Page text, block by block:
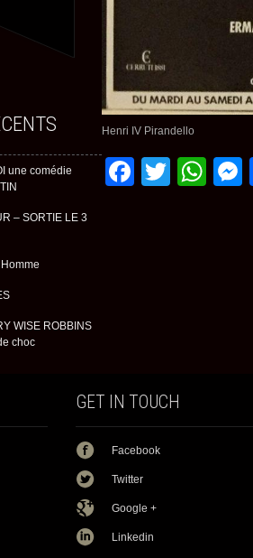
Henri IV Pirandello
une comédie
– SORTIE LE 3
WISE ROBBINS
choc
GET IN TOUCH
Facebook
Twitter
Google +
Linkedin